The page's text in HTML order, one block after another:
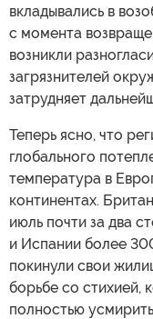
вкладывались в
с момента
возникли
загрязнителей
затрудняет
Теперь ясно, что
глобального
температура в
континентах.
июль почти за два
и Испании более
покинули свои
борьбе со стихией,
полностью